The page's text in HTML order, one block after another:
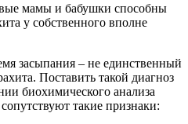
мамы и бабушки способны
у собственного вполне
засыпания – не единственный
Поставить такой диагноз
биохимического анализа
такие признаки: